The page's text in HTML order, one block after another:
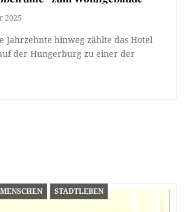
2025
Jahrzehnte hinweg zählte das Hotel
der Hungerburg zu einer der
MENSCHEN STADTLEBEN